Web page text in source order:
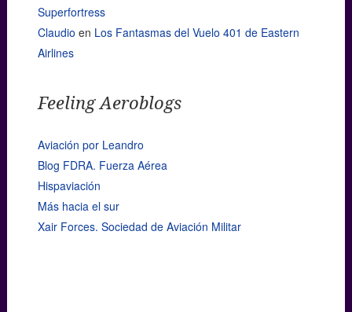
Superfortress
Claudio en Los Fantasmas del Vuelo 401 de Eastern
Airlines
Feeling Aeroblogs
Aviación por Leandro
Blog FDRA. Fuerza Aérea
Hispaviación
Más hacia el sur
Xair Forces. Sociedad de Aviación Militar